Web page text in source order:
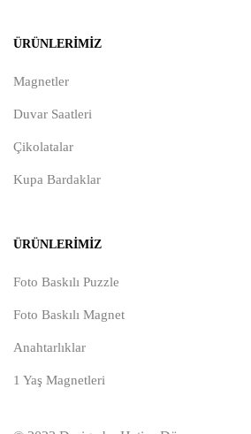
ÜRÜNLERIMIZ
Magnetler
Duvar Saatleri
Çikolatalar
Kupa Bardaklar
ÜRÜNLERIMIZ
Foto Baskılı Puzzle
Foto Baskılı Magnet
Anahtarlıklar
1 Yaş Magnetleri